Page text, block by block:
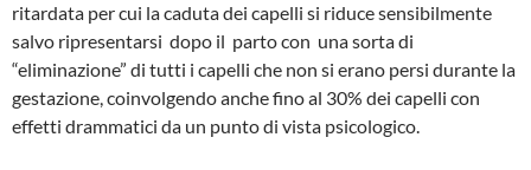
ritardata per cui la caduta dei capelli si riduce sensibilmente
salvo ripresentarsi dopo il parto con una sorta di
“eliminazione” di tutti i capelli che non si erano persi durante la
gestazione, coinvolgendo anche fino al 30% dei capelli con
effetti drammatici da un punto di vista psicologico.